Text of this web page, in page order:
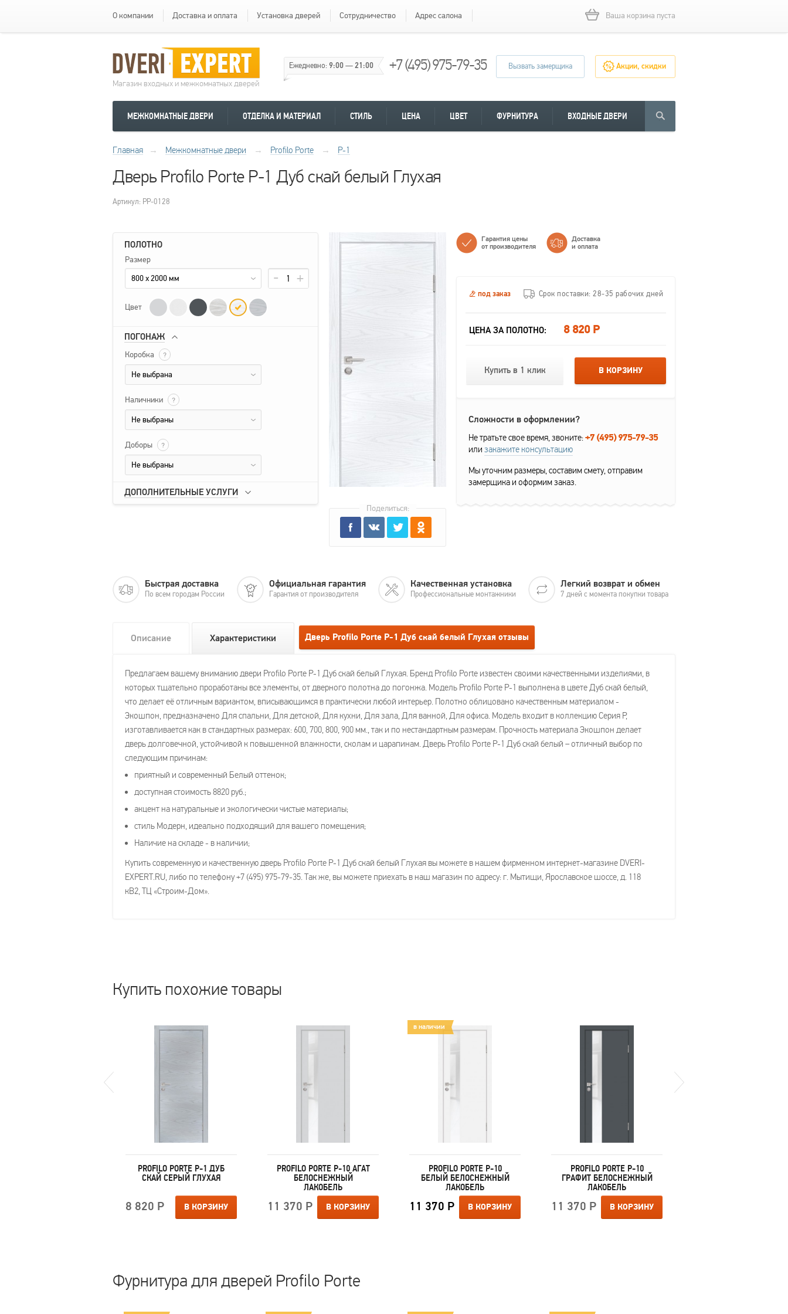
О компании Доставка и оплата Установка дверей Сотрудничество Адрес салона Ваша корзина пуста
Магазин входных и межкомнатных дверей
Ежедневно:9:00—21:00 +7 (495) 975-79-35 Вызвать замерщика Акции, скидки
МЕЖКОМНАТНЫЕ ДВЕРИ ОТДЕЛКА И МАТЕРИАЛ СТИЛЬ ЦЕНА ЦВЕТ ФУРНИТУРА ВХОДНЫЕ ДВЕРИ
Главная → Межкомнатные двери → Profilo Porte → P-1
Дверь Profilo Porte P-1 Дуб скай белый Глухая
Артикул: PP-0128
ПОЛОТНО
Размер
800 x 2000 мм
Цвет
ПОГОНАЖ
Коробка ?
Не выбрана
Наличники ?
Не выбраны
Доборы ?
Не выбраны
ДОПОЛНИТЕЛЬНЫЕ УСЛУГИ
Поделиться:
Гарантия цены
от производителя
Доставка
и оплата
под заказ Срок поставки: 28-35 рабочих дней
ЦЕНА ЗА ПОЛОТНО: 8 820 Р
Купить в 1 клик В КОРЗИНУ
Сложности в оформлении?
Не тратьте свое время, звоните:+7 (495) 975-79-35
или закажите консультацию
Мы уточним размеры, составим смету, отправим
замерщика и оформим заказ.
Быстрая доставка
По всем городам России
Официальная гарантия
Гарантия от производителя
Качественная установка
Профессиональные монтажники
Легкий возврат и обмен
7 дней с момента покупки товара
Описание Характеристики Дверь Profilo Porte P-1 Дуб скай белый Глухая отзывы
Предлагаем вашему вниманию двери Profilo Porte P-1 Дуб скай белый Глухая. Бренд Profilo Porte известен своими качественными изделиями, в
которых тщательно проработаны все элементы, от дверного полотна до погонжа. Модель Profilo Porte P-1 выполнена в цвете Дуб скай белый,
что делает её отличным вариантом, вписывающимся в практически любой интерьер. Полотно облицовано качественным материалом -
Экошпон, предназначено Для спальни, Для детской, Для кухни, Для зала, Для ванной, Для офиса. Модель входит в коллекцию Серия P,
изготавливается как в стандартных размерах: 600, 700, 800, 900 мм., так и по нестандартным размерам. Прочность материала Экошпон делает
дверь долговечной, устойчивой к повышенной влажности, сколам и царапинам. Дверь Profilo Porte P-1 Дуб скай белый – отличный выбор по
следующим причинам:
приятный и современный Белый оттенок;
доступная стоимость 8820 руб.;
акцент на натуральные и экологически чистые материалы;
стиль Модерн, идеально подходящий для вашего помещения;
Наличие на складе - в наличии;
Купить современную и качественную дверь Profilo Porte P-1 Дуб скай белый Глухая вы можете в нашем фирменном интернет-магазине DVERI-
EXPERT.RU, либо по телефону +7 (495) 975-79-35. Так же, вы можете приехать в наш магазин по адресу: г. Мытищи, Ярославское шоссе, д. 118
кВ2, ТЦ «Строим-Дом».
Купить похожие товары
PROFILO PORTE P-1 ДУБ
СКАЙ СЕРЫЙ ГЛУХАЯ
8 820 Р В КОРЗИНУ
PROFILO PORTE P-10 АГАТ
БЕЛОСНЕЖНЫЙ
ЛАКОБЕЛЬ
11 370 Р В КОРЗИНУ
в наличии
PROFILO PORTE P-10
БЕЛЫЙ БЕЛОСНЕЖНЫЙ
ЛАКОБЕЛЬ
11 370 Р В КОРЗИНУ
PROFILO PORTE P-10
ГРАФИТ БЕЛОСНЕЖНЫЙ
ЛАКОБЕЛЬ
11 370 Р В КОРЗИНУ
Фурнитура для дверей Profilo Porte